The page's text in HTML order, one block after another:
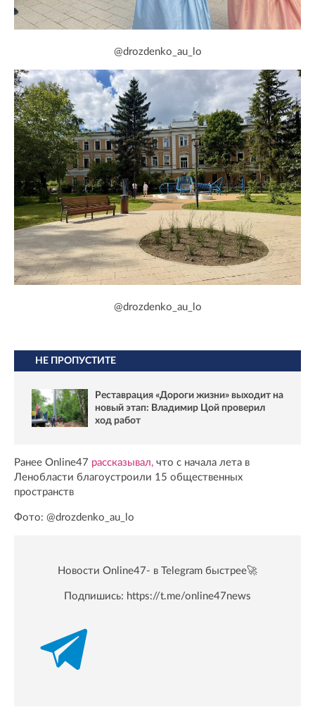
@drozdenko_au_lo
@drozdenko_au_lo
НЕ ПРОПУСТИТЕ
Реставрация «Дороги жизни» выходит на
новый этап: Владимир Цой проверил
ход работ
Ранее Online47 рассказывал, что с начала лета в
Ленобласти благоустроили 15 общественных
пространств
Фото: @drozdenko_au_lo
Новости Online47- в Telegram быстрее🚀
Подпишись: https://t.me/online47news